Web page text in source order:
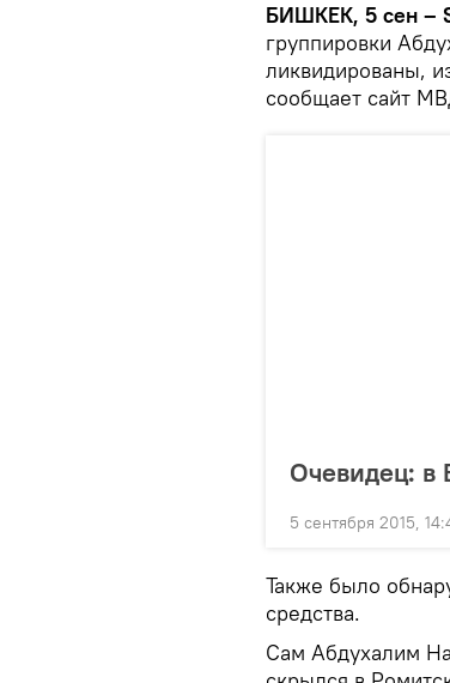
БИШКЕК, 5 сен –
группировки
ликвидированы,
сообщает сайт
Очевидец: в
5 сентября 2015,
Также было
средства.
Сам Абдухалим